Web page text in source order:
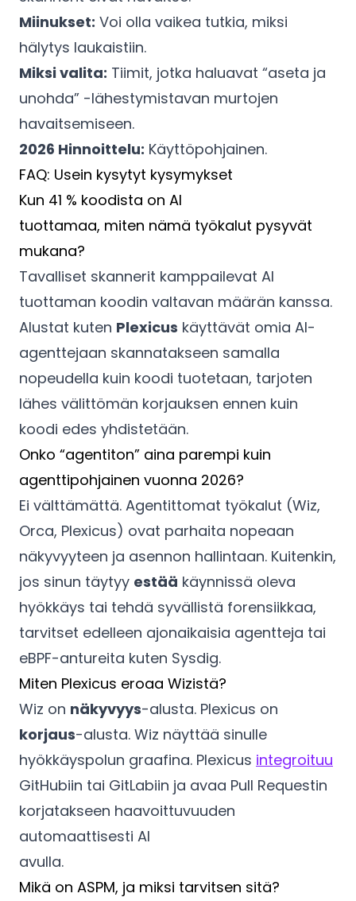
Miinukset: Voi olla vaikea tutkia, miksi
hälytys laukaistiin.
Miksi valita: Tiimit, jotka haluavat “aseta ja
unohda” -lähestymistavan murtojen
havaitsemiseen.
2026 Hinnoittelu: Käyttöpohjainen.
FAQ: Usein kysytyt kysymykset
Kun 41 % koodista on AI
tuottamaa, miten nämä työkalut pysyvät
mukana?
Tavalliset skannerit kamppailevat AI
tuottaman koodin valtavan määrän kanssa.
Alustat kuten Plexicus käyttävät omia AI-
agenttejaan skannatakseen samalla
nopeudella kuin koodi tuotetaan, tarjoten
lähes välittömän korjauksen ennen kuin
koodi edes yhdistetään.
Onko “agentiton” aina parempi kuin
agenttipohjainen vuonna 2026?
Ei välttämättä. Agentittomat työkalut (Wiz,
Orca, Plexicus) ovat parhaita nopeaan
näkyvyyteen ja asennon hallintaan. Kuitenkin,
jos sinun täytyy estää käynnissä oleva
hyökkäys tai tehdä syvällistä forensiikkaa,
tarvitset edelleen ajonaikaisia agentteja tai
eBPF-antureita kuten Sysdig.
Miten Plexicus eroaa Wizistä?
Wiz on näkyvyys-alusta. Plexicus on
korjaus-alusta. Wiz näyttää sinulle
hyökkäyspolun graafina. Plexicus integroituu
GitHubiin tai GitLabiin ja avaa Pull Requestin
korjatakseen haavoittuvuuden
automaattisesti AI
avulla.
Mikä on ASPM, ja miksi tarvitsen sitä?